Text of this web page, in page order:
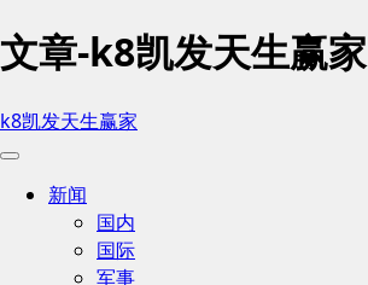
文章-k8凯发天生赢家
k8凯发天生赢家
新闻
国内
国际
军事